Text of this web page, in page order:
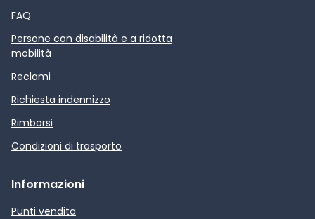
FAQ
Persone con disabilità e a ridotta
mobilità
Reclami
Richiesta indennizzo
Rimborsi
Condizioni di trasporto
Informazioni
Punti vendita